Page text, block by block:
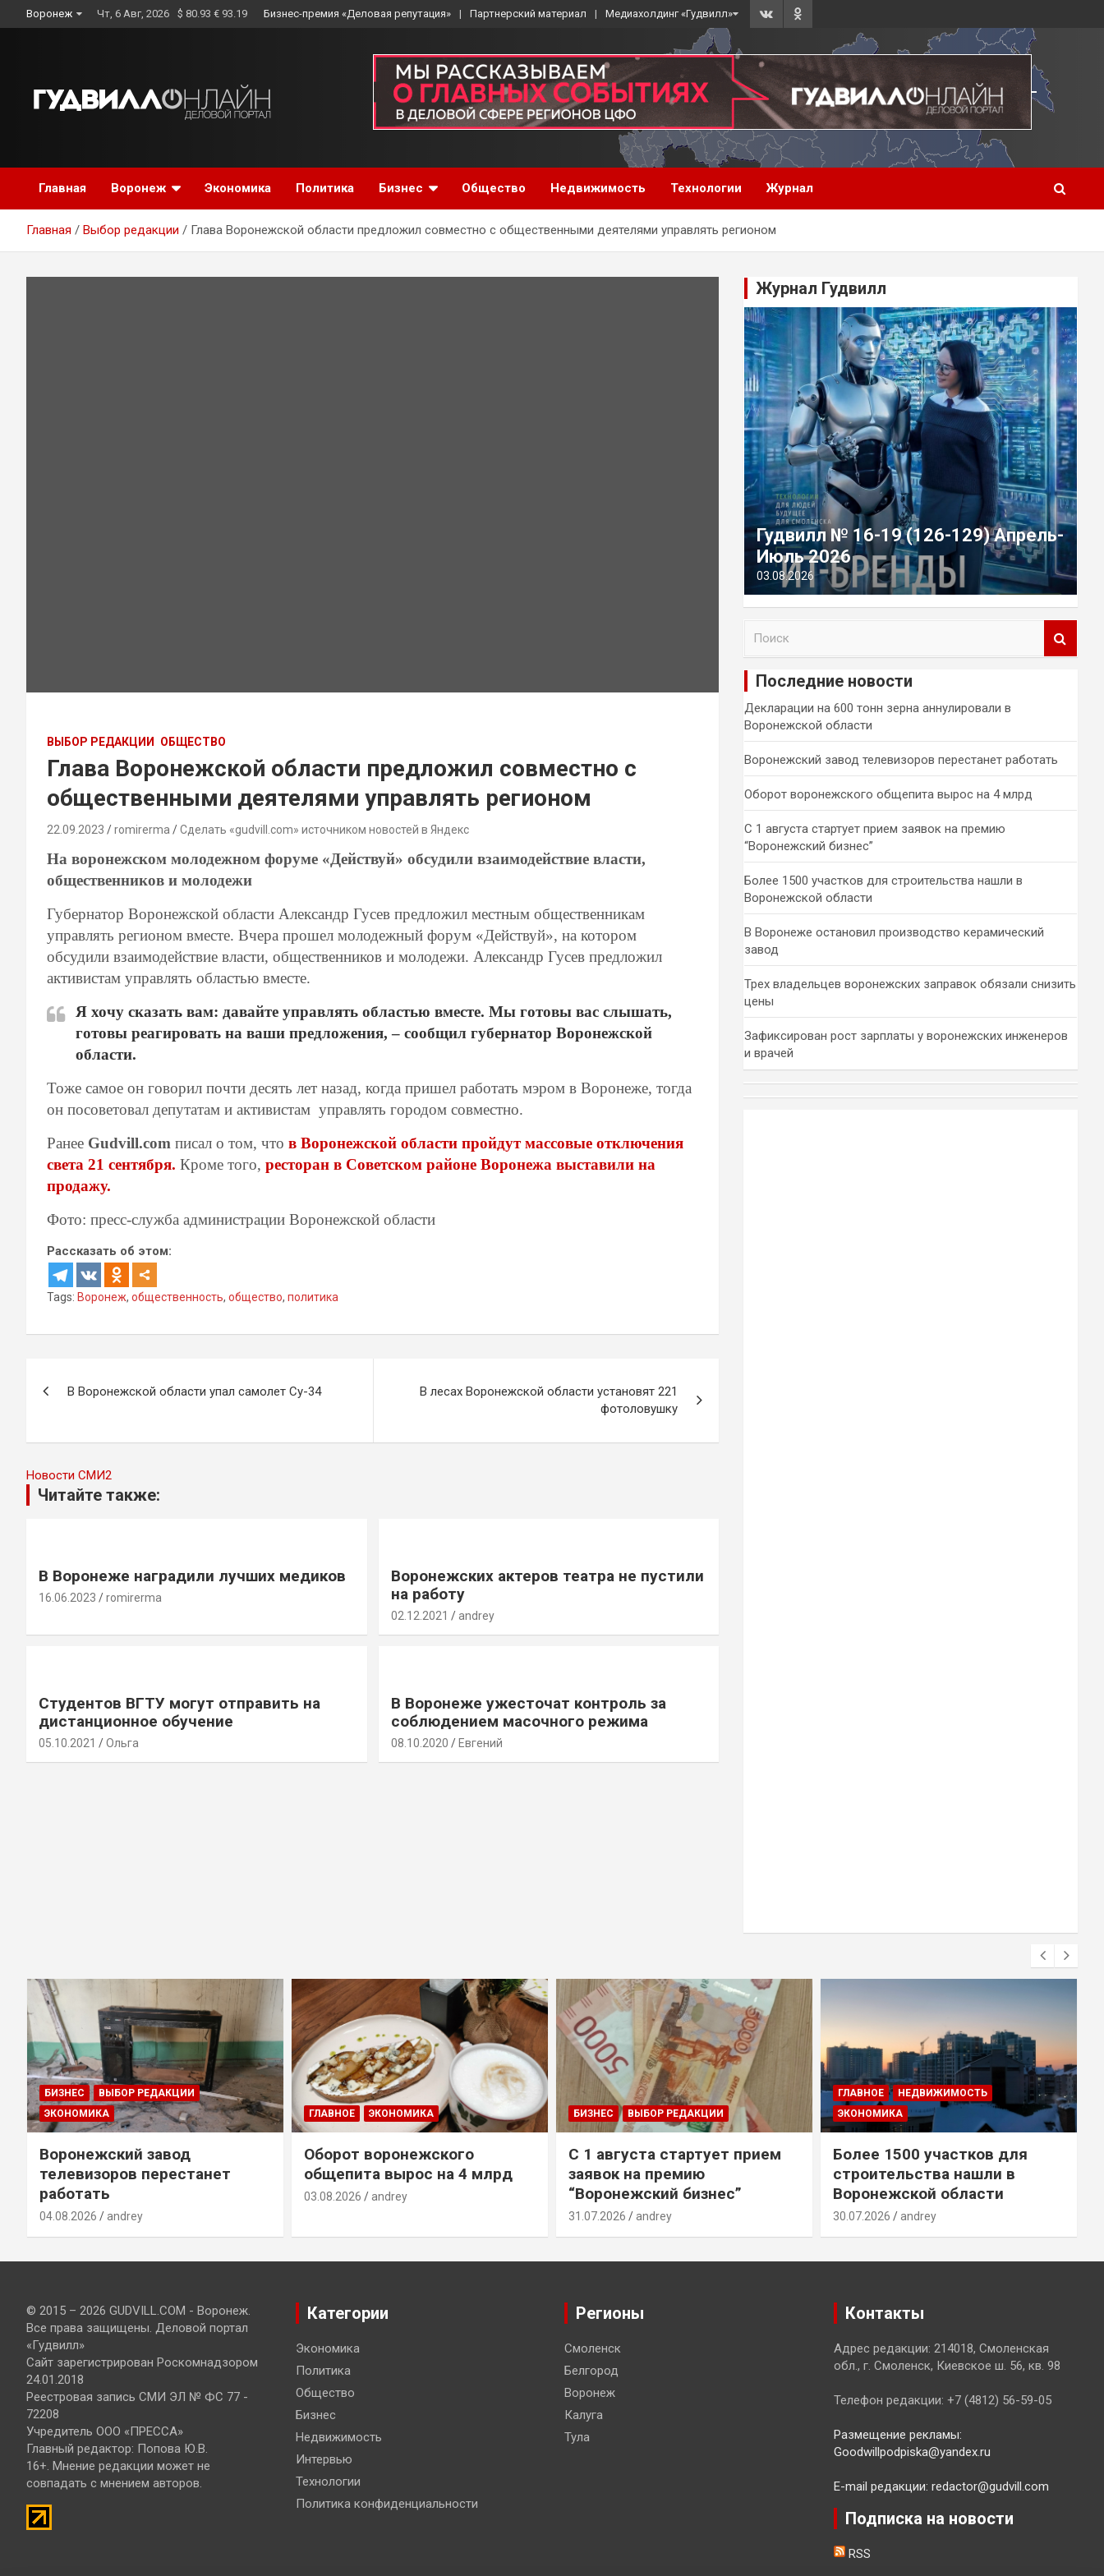
to
Воронеж Чт, 6 Авг, 2026 $ 80.93 € 93.19 Бизнес-премия «Деловая репутация» Партнерский материал Медиахолдинг «Гудвилл»
Главная Воронеж Экономика Политика Бизнес Общество Недвижимость Технологии Журнал
Главная Выбор редакции Глава Воронежской области предложил совместно с общественными деятелями управлять регионом
ВЫБОР РЕДАКЦИИ ОБЩЕСТВО
Глава Воронежской области предложил совместно с
общественными деятелями управлять регионом
22.09.2023 romirerma Сделать «gudvill.com» источником новостей в Яндекс
На воронежском молодежном форуме «Действуй» обсудили взаимодействие власти,
общественников и молодежи
Губернатор Воронежской области Александр Гусев предложил местным общественникам
управлять регионом вместе. Вчера прошел молодежный форум «Действуй», на котором
обсудили взаимодействие власти, общественников и молодежи. Александр Гусев предложил
активистам управлять областью вместе.
Я хочу сказать вам: давайте управлять областью вместе. Мы готовы вас слышать,
готовы реагировать на ваши предложения, – сообщил губернатор Воронежской
области.
Тоже самое он говорил почти десять лет назад, когда пришел работать мэром в Воронеже, тогда
он посоветовал депутатам и активистам управлять городом совместно.
Ранее Gudvill.com писал о том, что в Воронежской области пройдут массовые отключения
света 21 сентября. Кроме того, ресторан в Советском районе Воронежа выставили на
продажу.
Фото: пресс-служба администрации Воронежской области
Рассказать об этом:
Tags: Воронеж, общественность, общество, политика
записям
В Воронежской области упал самолет Су-34
В лесах Воронежской области установят 221
фотоловушку
Новости СМИ2
Читайте также:
В Воронеже наградили лучших медиков
16.06.2023 romirerma
Воронежских актеров театра не пустили
на работу
02.12.2021 andrey
Студентов ВГТУ могут отправить на
дистанционное обучение
05.10.2021 Ольга
В Воронеже ужесточат контроль за
соблюдением масочного режима
08.10.2020 Евгений
Журнал Гудвилл
Гудвилл № 16-19 (126-129) Апрель-
Июль 2026
03.08.2026
и
Последние новости
Декларации на 600 тонн зерна аннулировали в
Воронежской области
Воронежский завод телевизоров перестанет работать
Оборот воронежского общепита вырос на 4 млрд
С 1 августа стартует прием заявок на премию
“Воронежский бизнес”
Более 1500 участков для строительства нашли в
Воронежской области
В Воронеже остановил производство керамический
завод
Трех владельцев воронежских заправок обязали снизить
цены
Зафиксирован рост зарплаты у воронежских инженеров
и врачей
БИЗНЕС
ВЫБОР РЕДАКЦИИ
ЭКОНОМИКА
Воронежский завод
телевизоров перестанет
работать
04.08.2026 andrey
ГЛАВНОЕ ЭКОНОМИКА
Оборот воронежского
общепита вырос на 4 млрд
03.08.2026 andrey
БИЗНЕС ВЫБОР РЕДАКЦИИ
С 1 августа стартует прием
заявок на премию
“Воронежский бизнес”
31.07.2026 andrey
ГЛАВНОЕ
НЕДВИЖИМОСТЬ
ЭКОНОМИКА
Более 1500 участков для
строительства нашли в
Воронежской области
30.07.2026 andrey
© 2015 – 2026 GUDVILL.COM - Воронеж.
Все права защищены. Деловой портал
«Гудвилл»
Сайт зарегистрирован Роскомнадзором
24.01.2018
Реестровая запись СМИ ЭЛ № ФС 77 -
72208
Учредитель ООО «ПРЕССА»
Главный редактор: Попова Ю.В.
16+. Мнение редакции может не
совпадать с мнением авторов.
Категории
Экономика
Политика
Общество
Бизнес
Недвижимость
Интервью
Технологии
Политика конфиденциальности
Регионы
Смоленск
Белгород
Воронеж
Калуга
Тула
Контакты
Адрес редакции: 214018, Смоленская
обл., г. Смоленск, Киевское ш. 56, кв. 98
Телефон редакции: +7 (4812) 56-59-05
Размещение рекламы:
Goodwillpodpiska@yandex.ru
E-mail редакции: redactor@gudvill.com
Подписка на новости
RSS